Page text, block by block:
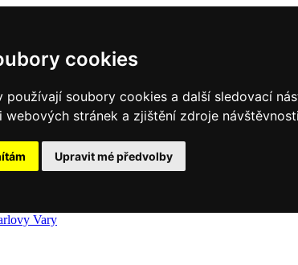
cookies
soubory cookies a další sledovací
webových stránek a zjištění zdroje
Upravit mé předvolby
Vary